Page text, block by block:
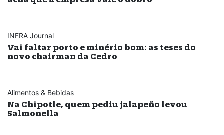
INFRA Journal
Vai faltar porto e minério bom: as teses do
novo chairman da Cedro
Alimentos & Bebidas
Na Chipotle, quem pediu jalapeño levou
Salmonella